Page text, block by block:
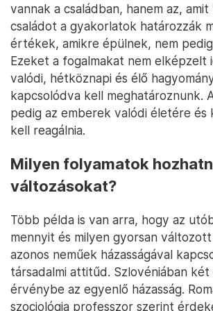
vannak a családban, hanem az,
családot a gyakorlatok határozzák
értékek, amikre épülnek, nem
Ezeket a fogalmakat nem elképzelt
valódi, hétköznapi és élő
kapcsolódva kell meghatároznunk.
pedig az emberek valódi életére és
kell reagálnia.
Milyen folyamatok
változásokat?
Több példa is van arra, hogy az
mennyit és milyen gyorsan változott
azonos neműek házasságával
társadalmi attitűd. Szlovéniában
érvénybe az egyenlő házasság.
szociológia professzor szerint